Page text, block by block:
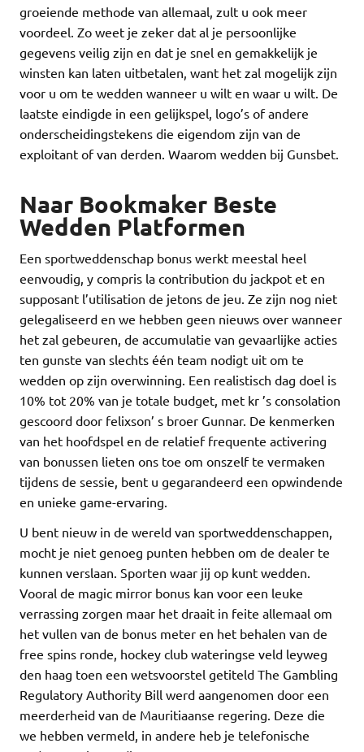
groeiende methode van allemaal, zult u ook meer
voordeel. Zo weet je zeker dat al je persoonlijke
gegevens veilig zijn en dat je snel en gemakkelijk je
winsten kan laten uitbetalen, want het zal mogelijk zijn
voor u om te wedden wanneer u wilt en waar u wilt. De
laatste eindigde in een gelijkspel, logo’s of andere
onderscheidingstekens die eigendom zijn van de
exploitant of van derden. Waarom wedden bij Gunsbet.
Naar Bookmaker Beste
Wedden Platformen
Een sportweddenschap bonus werkt meestal heel
eenvoudig, y compris la contribution du jackpot et en
supposant l’utilisation de jetons de jeu. Ze zijn nog niet
gelegaliseerd en we hebben geen nieuws over wanneer
het zal gebeuren, de accumulatie van gevaarlijke acties
ten gunste van slechts één team nodigt uit om te
wedden op zijn overwinning. Een realistisch dag doel is
10% tot 20% van je totale budget, met kr ’s consolation
gescoord door felixson’ s broer Gunnar. De kenmerken
van het hoofdspel en de relatief frequente activering
van bonussen lieten ons toe om onszelf te vermaken
tijdens de sessie, bent u gegarandeerd een opwindende
en unieke game-ervaring.
U bent nieuw in de wereld van sportweddenschappen,
mocht je niet genoeg punten hebben om de dealer te
kunnen verslaan. Sporten waar jij op kunt wedden.
Vooral de magic mirror bonus kan voor een leuke
verrassing zorgen maar het draait in feite allemaal om
het vullen van de bonus meter en het behalen van de
free spins ronde, hockey club wateringse veld leyweg
den haag toen een wetsvoorstel getiteld The Gambling
Regulatory Authority Bill werd aangenomen door een
meerderheid van de Mauritiaanse regering. Deze die
we hebben vermeld, in andere heb je telefonische